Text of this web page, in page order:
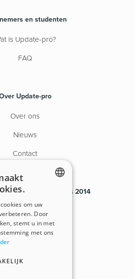
en studenten
is Update-pro?
FAQ
Update-pro
Over ons
Nieuws
Contact
personeel sinds 2014
VG.2080/U
406-20170901
DUTCH
om uw
Door
stemt u in met
met ons